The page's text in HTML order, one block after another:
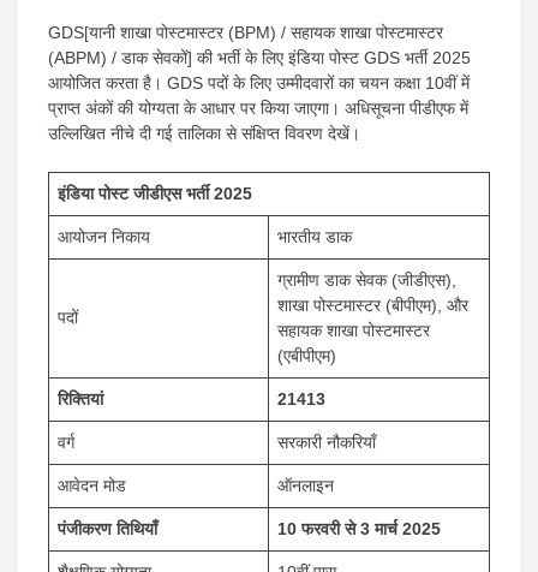
GDS[यानी शाखा पोस्टमास्टर (BPM) / सहायक शाखा पोस्टमास्टर
(ABPM) / डाक सेवकों] की भर्ती के लिए इंडिया पोस्ट GDS भर्ती 2025
आयोजित करता है। GDS पदों के लिए उम्मीदवारों का चयन कक्षा 10वीं में
प्राप्त अंकों की योग्यता के आधार पर किया जाएगा। अधिसूचना पीडीएफ में
उल्लिखित नीचे दी गई तालिका से संक्षिप्त विवरण देखें।
इंडिया पोस्ट जीडीएस भर्ती 2025
आयोजन निकाय भारतीय डाक
पदों
ग्रामीण डाक सेवक (जीडीएस),
शाखा पोस्टमास्टर (बीपीएम), और
सहायक शाखा पोस्टमास्टर
(एबीपीएम)
रिक्तियां 21413
वर्ग सरकारी नौकरियाँ
आवेदन मोड ऑनलाइन
पंजीकरण तिथियाँ 10 फरवरी से 3 मार्च 2025